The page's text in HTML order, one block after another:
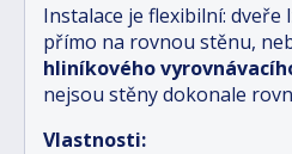
Instalace je flexibilní:
přímo na rovnou stěnu,
hliníkového
nejsou stěny dokonale
Vlastnosti: